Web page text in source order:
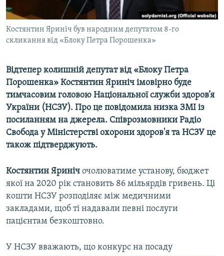
УКР
КТАТ
ДОЛУЧАЙСЯ!
Усі сайти RFE/RL
Костянтин Яриніч був народним депутатом 8-го
скликання від «Блоку Петра Порошенка»
Відтепер колишній депутат від «Блоку Петра
Порошенка» Костянтин Яриніч імовірно буде
тимчасовим головою Національної служби здоров’я
України (НСЗУ). Про це повідомила низка ЗМІ із
посиланням на джерела. Співрозмовники Радіо
Свобода у Міністерстві охорони здоров'я та НСЗУ це
також підтверджують.
Костянтин Яриніч очолюватиме установу, бюджет
якої на 2020 рік становить 86 мільярдів гривень. Ці
кошти НСЗУ розподіляє між медичними
закладами, щоб ті надавали певні послуги
пацієнтам безкоштовно.
У НСЗУ вважають, що конкурс на посаду